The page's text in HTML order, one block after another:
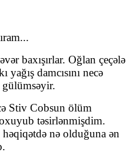
baxışırlar. Oğlan çeçələ
yağış damcısını necə
gülümsəyir.
Stiv Cobsun ölüm
oxuyub təsirlənmişdim.
nə olduğuna ən